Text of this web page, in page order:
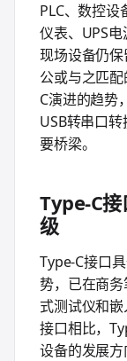
PLC、数控
仪表、UPS
现场设备仍
公或与之匹
C演进的趋势
USB转串口
要桥梁。
Type-C
级
Type-C接口
势，已在商
式测试仪和
接口相比，
设备的发展